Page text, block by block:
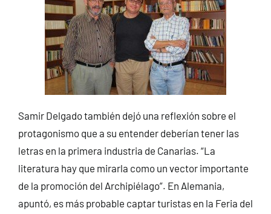
Samir Delgado también dejó una reflexión sobre el
protagonismo que a su entender deberían tener las
letras en la primera industria de Canarias. “La
literatura hay que mirarla como un vector importante
de la promoción del Archipiélago”. En Alemania,
apuntó, es más probable captar turistas en la Feria del